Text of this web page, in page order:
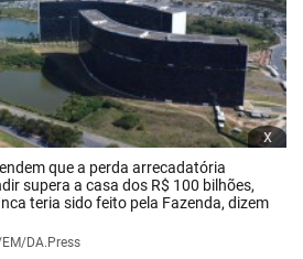
x
que a perda arrecadatória
supera a casa dos R$ 100 bilhões,
teria sido feito pela Fazenda, dizem
DA.Press